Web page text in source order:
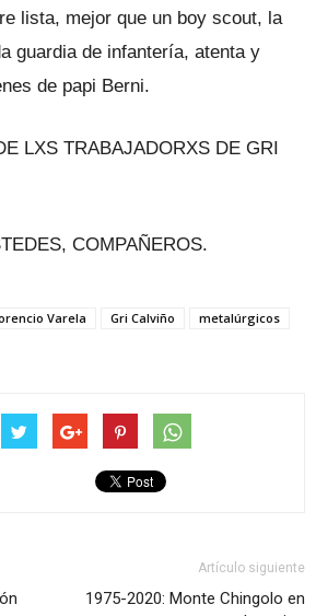
lista, mejor que un boy scout, la
guardia de infantería, atenta y
de papi Berni.
LXS TRABAJADORXS DE GRI
COMPAÑEROS.
Varela Gri Calviño
metalúrgicos
Artículo siguiente
1975-2020: Monte Chingolo en